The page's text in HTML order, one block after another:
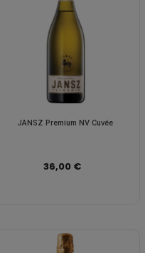
JANSZ Premium NV Cuvée
36,00 €